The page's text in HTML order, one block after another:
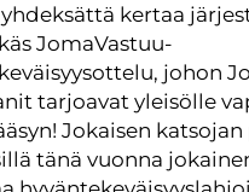
kertaa
JomaVastuu-
johon
tarjoavat yleisölle
Jokaisen katsojan
tänä vuonna